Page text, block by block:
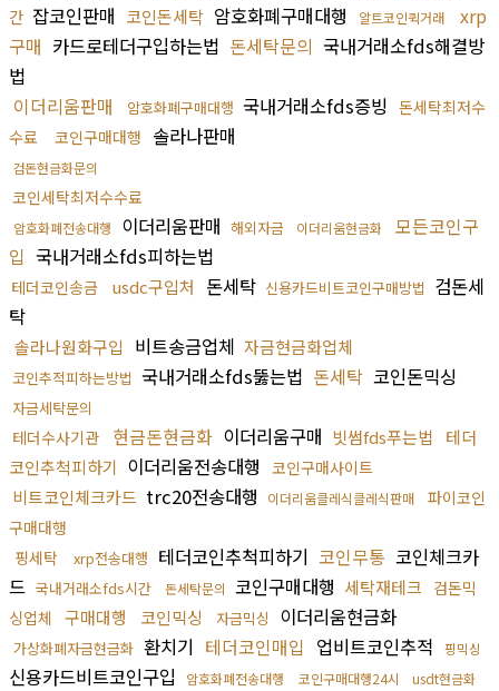
간 잡코인판매 코인돈세탁 암호화폐구매대행 알트코인퀵거래
xrp
구매 카드로테더구입하는법 돈세탁문의 국내거래소fds해결방
법
이더리움판매
암호화폐구매대행 국내거래소fds증빙 돈세탁최저수
수료
코인구매대행 솔라나판매
검돈현금화문의
코인세탁최저수수료
암호화폐전송대행 이더리움판매 해외자금 이더리움현금화
모든코인구
입 국내거래소fds피하는법
테더코인송금 usdc구입처 돈세탁 신용카드비트코인구매방법 검돈세
탁
솔라나원화구입 비트송금업체 자금현금화업체
코인추적피하는방법 국내거래소fds뚫는법 돈세탁 코인돈믹싱
자금세탁문의
테더수사기관 현금돈현금화 이더리움구매 빗썸fds푸는법
테더
코인추척피하기 이더리움전송대행 코인구매사이트
비트코인체크카드 trc20전송대행 이더리움클레식클레식판매
파이코인
구매대행
핑세탁
xrp전송대행 테더코인추척피하기 코인무통 코인체크카
드 국내거래소fds시간 돈세탁문의 코인구매대행 세탁재테크 검돈믹
싱업체
구매대행 코인믹싱 자금믹싱 이더리움현금화
가상화폐자금현금화 환치기 테더코인매입 업비트코인추적 핑믹싱
신용카드비트코인구입 암호화폐전송대행 코인구매대행24시
usdt현금화